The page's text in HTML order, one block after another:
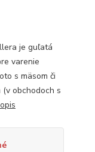
je guľatá
varenie
s mäsom či
obchodoch s